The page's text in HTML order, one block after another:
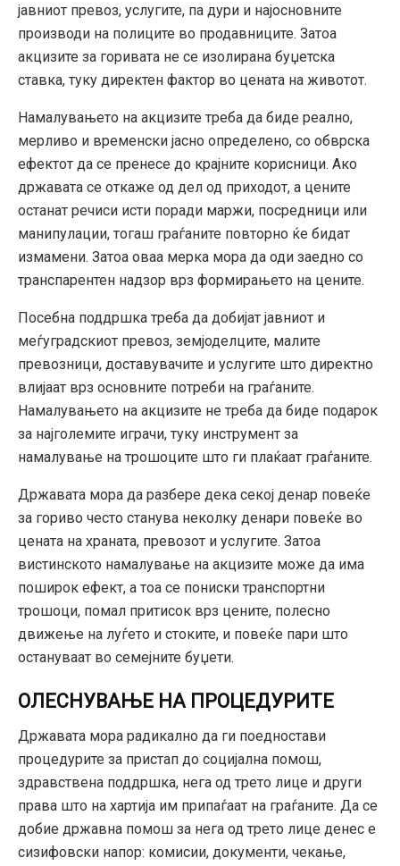
јавниот превоз, услугите, па дури и најосновните
производи на полиците во продавниците. Затоа
акцизите за горивата не се изолирана буџетска
ставка, туку директен фактор во цената на животот.
Намалувањето на акцизите треба да биде реално,
мерливо и временски јасно определено, со обврска
ефектот да се пренесе до крајните корисници. Ако
државата се откаже од дел од приходот, а цените
останат речиси исти поради маржи, посредници или
манипулации, тогаш граѓаните повторно ќе бидат
измамени. Затоа оваа мерка мора да оди заедно со
транспарентен надзор врз формирањето на цените.
Посебна поддршка треба да добијат јавниот и
меѓуградскиот превоз, земјоделците, малите
превозници, доставувачите и услугите што директно
влијаат врз основните потреби на граѓаните.
Намалувањето на акцизите не треба да биде подарок
за најголемите играчи, туку инструмент за
намалување на трошоците што ги плаќаат граѓаните.
Државата мора да разбере дека секој денар повеќе
за гориво често станува неколку денари повеќе во
цената на храната, превозот и услугите. Затоа
вистинското намалување на акцизите може да има
поширок ефект, а тоа се пониски транспортни
трошоци, помал притисок врз цените, полесно
движење на луѓето и стоките, и повеќе пари што
остануваат во семејните буџети.
ОЛЕСНУВАЊЕ НА ПРОЦЕДУРИТЕ
Државата мора радикално да ги поедностави
процедурите за пристап до социјална помош,
здравствена поддршка, нега од трето лице и други
права што на хартија им припаѓаат на граѓаните. Да се
добие државна помош за нега од трето лице денес е
сизифовски напор: комисии, документи, чекање,